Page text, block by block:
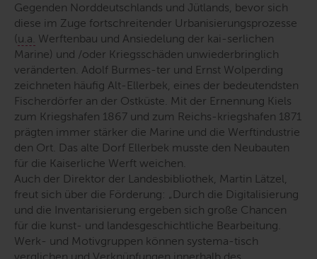
Gegenden Norddeutschlands und Jütlands, bevor sich
diese im Zuge fortschreitender Urbanisierungsprozesse
(u.a. Werftenbau und Ansiedelung der kai-serlichen
Marine) und /oder Kriegsschäden unwiederbringlich
veränderten. Adolf Burmes-ter und Ernst Wolperding
zeichneten häufig Alt-Ellerbek, eines der bedeutendsten
Fischerdörfer an der Ostküste. Mit der Ernennung Kiels
zum Kriegshafen 1867 und zum Reichs-kriegshafen 1871
prägten immer stärker die Marine und die Werftindustrie
den Ort. Das alte Dorf Ellerbek musste den Neubauten
für die Kaiserliche Werft weichen.
Auch der Direktor der Landesbibliothek, Martin Lätzel,
freut sich über die Förderung: „Durch die Digitalisierung
und die Inventarisierung ergeben sich große Chancen
für die kunst- und landesgeschichtliche Bearbeitung.
Werk- und Motivgruppen können systema-tisch